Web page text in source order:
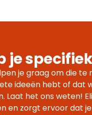
je
je graag om die te
ideeën hebt of dat
Laat het ons weten!
en zorgt ervoor dat